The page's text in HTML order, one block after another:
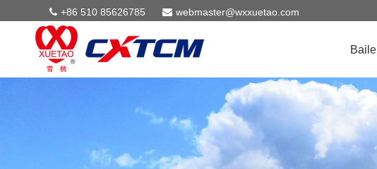
+86 510 85626785 webmaster@wxxuetao.com
Baile